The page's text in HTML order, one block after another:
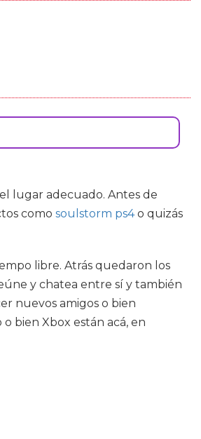
lugar adecuado. Antes de
como soulstorm ps4o quizás
libre. Atrás quedaron los
y chatea entre sí y también
nuevos amigos o bien
bien Xbox están acá, en